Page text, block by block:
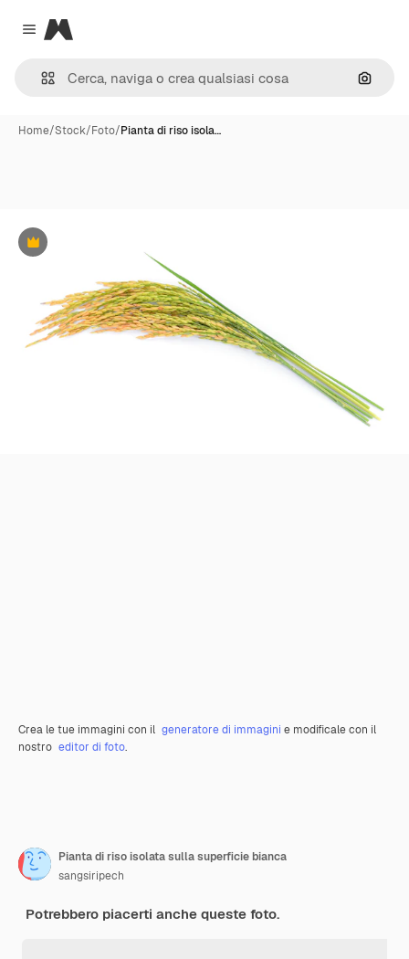
Close menu
Magnific
Cerca
Home/Stock/Foto/Pianta di riso isola…
Premium
Crea le tue immagini con il generatore di immagini e modificale con il
nostro editor di foto.
Pianta di riso isolata sulla superficie bianca
sangsiripech
Potrebbero piacerti anche queste foto.